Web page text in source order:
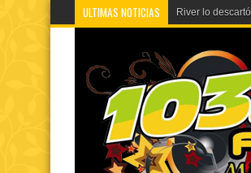
ULTIMAS NOTICIAS Flávio Bolsonaro